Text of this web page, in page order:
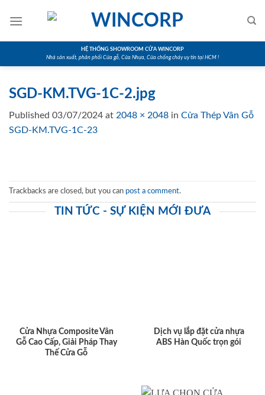
HỆ THỐNG SHOWROOM CỬA WINCORP
Nhà sản xuất, phân phối Cửa gỗ, Cửa Nhựa, Cửa chống cháy uy tín tại HCM !
SGD-KM.TVG-1C-2.jpg
Published 03/07/2024 at 2048 × 2048 in Cửa Thép Vân Gỗ
SGD-KM.TVG-1C-23
Trackbacks are closed, but you can post a comment.
TIN TỨC - SỰ KIỆN MỚI ĐƯA
Cửa Nhựa Composite Vân
Gỗ Cao Cấp, Giải Pháp Thay
Thế Cửa Gỗ
Dịch vụ lắp đặt cửa nhựa
ABS Hàn Quốc trọn gói